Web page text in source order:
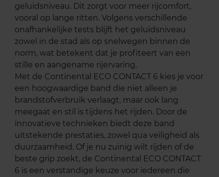
geluidsniveau. Dit zorgt voor meer rijcomfort,
vooral op lange ritten. Volgens verschillende
onafhankelijke tests blijft het geluidsniveau
zowel in de stad als op snelwegen binnen de
norm, wat betekent dat je profiteert van een
stille en aangename rijervaring.
Met de Continental ECO CONTACT 6 kies je voor
een hoogwaardige band die niet alleen je
brandstofverbruik verlaagt, maar ook lang
meegaat en stil is tijdens het rijden. Door de
innovatieve technieken biedt deze band
uitstekende prestaties, zowel qua veiligheid als
duurzaamheid. Of je nu zuinig wilt rijden of de
beste grip zoekt, de Continental ECO CONTACT
6 is een verstandige keuze voor iedereen die